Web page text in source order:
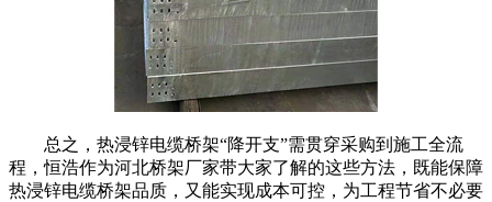
总之，热浸锌电缆桥架“降开支”需贯穿采购到施工全流
程，恒浩作为河北桥架厂家带大家了解的这些方法，既能保障
热浸锌电缆桥架品质，又能实现成本可控，为工程节省不必要